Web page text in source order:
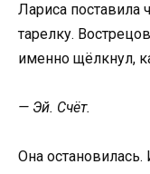
Лариса поставила
тарелку.
именно щёлкнул,
— Эй. Счёт.
Она остановилась.